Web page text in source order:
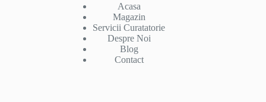
Acasa
Magazin
Servicii Curatatorie
Despre Noi
Blog
Contact